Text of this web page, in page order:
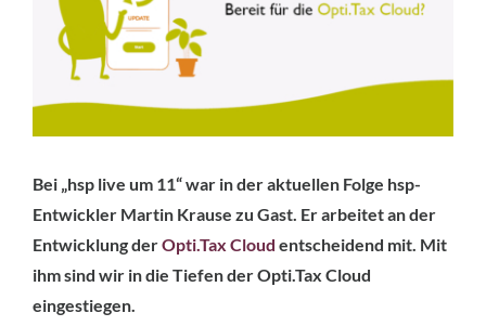
Bei „hsp live um 11“ war in der aktuellen Folge hsp-
Entwickler Martin Krause zu Gast. Er arbeitet an der
Entwicklung derOpti.Tax Cloud entscheidend mit. Mit
ihm sind wir in die Tiefen der Opti.Tax Cloud
eingestiegen.